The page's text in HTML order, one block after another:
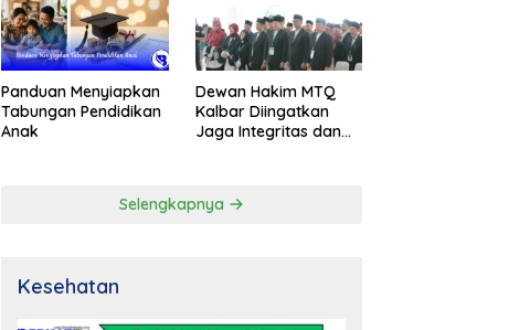
Panduan Menyiapkan
Tabungan Pendidikan
Anak
Dewan Hakim MTQ
Kalbar Diingatkan
Jaga Integritas dan
Selengkapnya
Kesehatan